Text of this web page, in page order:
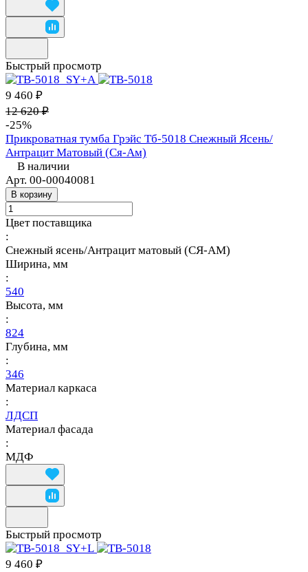
Быстрый просмотр
9 460 ₽
12 620 ₽
-25%
Прикроватная тумба Грэйс Тб-5018 Снежный Ясень/
Антрацит Матовый (Ся-Ам)
В наличии
Арт. 00-00040081
В корзину
Цвет поставщика
:
Снежный ясень/Антрацит матовый (СЯ-АМ)
Ширина, мм
:
540
Высота, мм
:
824
Глубина, мм
:
346
Материал каркаса
:
ЛДСП
Материал фасада
:
МДФ
Быстрый просмотр
9 460 ₽